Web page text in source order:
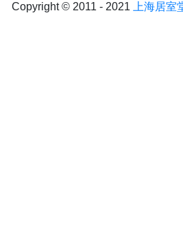
Copyright © 2011 - 2021
上海居